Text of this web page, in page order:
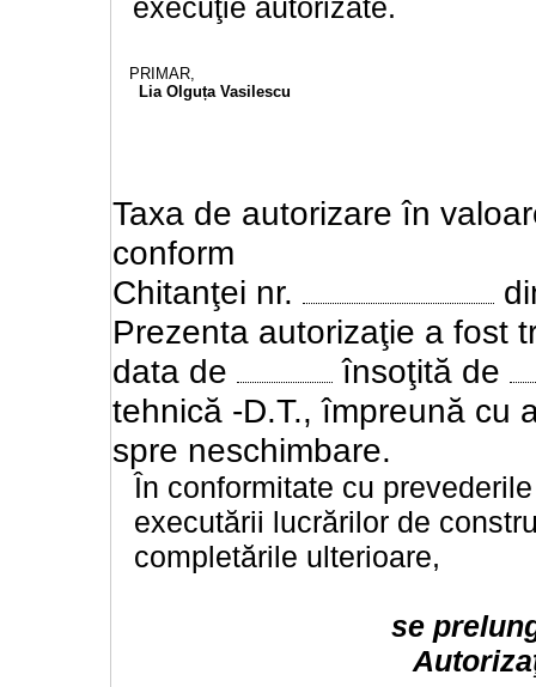
execuţie autorizate.
PRIMAR,
Lia Olguța Vasilescu
Taxa de autorizare în
conform
Chitanţei nr.
Prezenta autorizaţie a fost
data de
însoţită de
tehnică -D.T., împreună cu
spre neschimbare.
În conformitate cu
executării lucrărilor de
completările ulterioare,
se